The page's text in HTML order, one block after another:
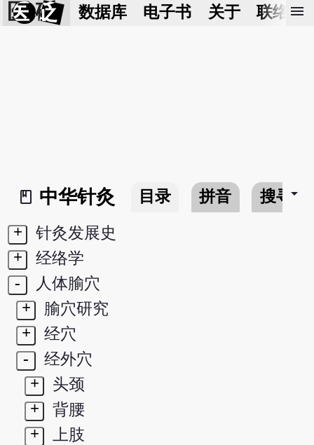
医 砭 数据库 电子书 关于 联络我
menu
book_2
中华针灸 目录 拼音 搜寻arrow_drop_down
+
针灸发展史
+
经络学
-
人体腧穴
+
腧穴研究
+
经穴
-
经外穴
+
头颈
+
背腰
+
上肢